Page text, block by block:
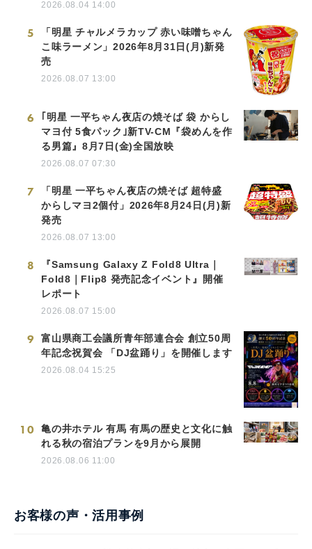
2026.08.04 14:00
5
「明星 チャルメラカップ 赤い味噌ちゃん
こ味ラーメン」2026年8月31日(月)新発
売
2026.08.07 13:00
6
｢明星 一平ちゃん夜店の焼そば 袋 からし
マヨ付 5食パック｣新TV-CM『袋めんを作
る男篇』8月7日(金)全国放映
2026.08.07 07:30
7
「明星 一平ちゃん夜店の焼そば 超特盛
からしマヨ2個付」2026年8月24日(月)新
発売
2026.08.07 13:00
8
『Samsung Galaxy Z Fold8 Ultra｜
Fold8｜Flip8 発売記念イベント』開催
レポート
2026.08.07 15:00
9
富山県商工会議所青年部連合会 創立50周
年記念祝賀会 「DJ盆踊り」を開催します
2026.08.04 15:25
10
亀の井ホテル 有馬 有馬の歴史と文化に触
れる秋の宿泊プランを9月から展開
2026.08.06 11:00
お客様の声・活用事例